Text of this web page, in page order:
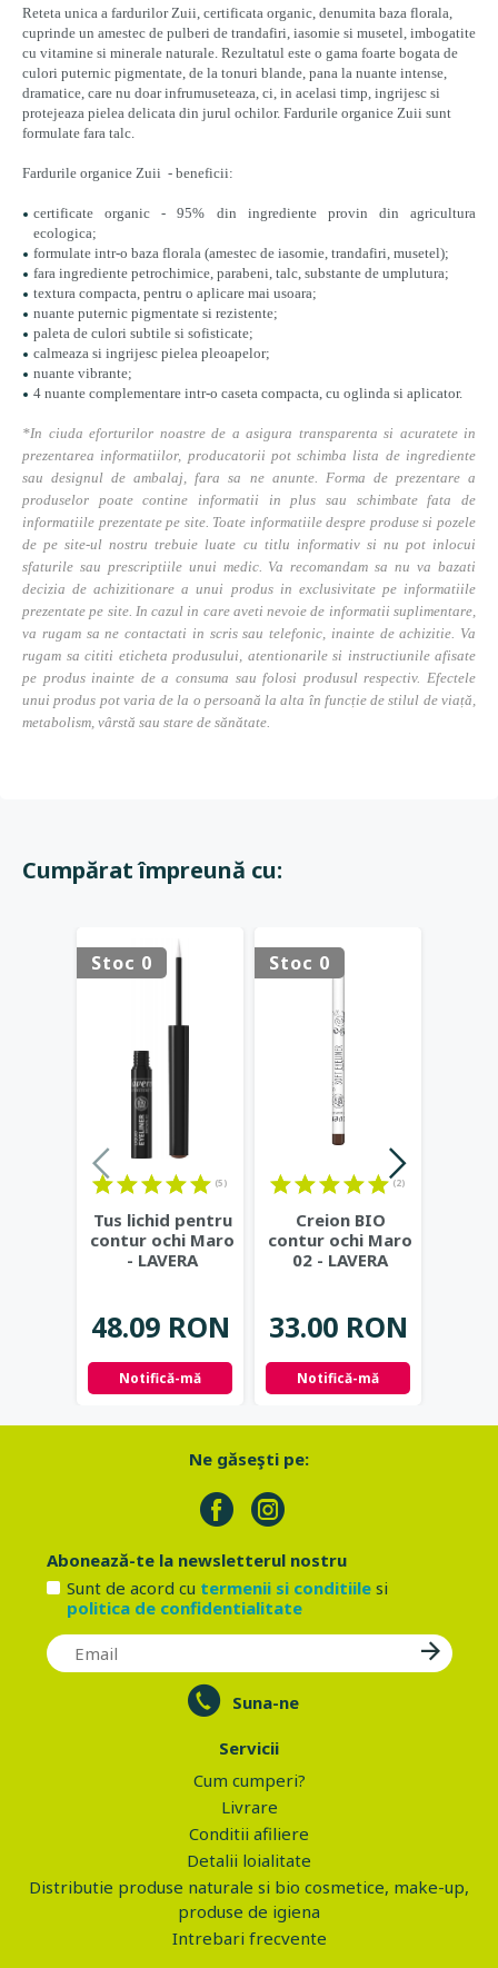
Reteta unica a fardurilor Zuii, certificata organic, denumita baza florala,
cuprinde un amestec de pulberi de trandafiri, iasomie si musetel, imbogatite
cu vitamine si minerale naturale. Rezultatul este o gama foarte bogata de
culori puternic pigmentate, de la tonuri blande, pana la nuante intense,
dramatice, care nu doar infrumuseteaza, ci, in acelasi timp, ingrijesc si
protejeaza pielea delicata din jurul ochilor. Fardurile organice Zuii sunt
formulate fara talc.
Fardurile organice Zuii - beneficii:
certificate organic - 95% din ingrediente provin din agricultura
ecologica;
formulate intr-o baza florala (amestec de iasomie, trandafiri, musetel);
fara ingrediente petrochimice, parabeni, talc, substante de umplutura;
textura compacta, pentru o aplicare mai usoara;
nuante puternic pigmentate si rezistente;
paleta de culori subtile si sofisticate;
calmeaza si ingrijesc pielea pleoapelor;
nuante vibrante;
4 nuante complementare intr-o caseta compacta, cu oglinda si aplicator.
*In ciuda eforturilor noastre de a asigura transparenta si acuratete in
prezentarea informatiilor, producatorii pot schimba lista de ingrediente
sau designul de ambalaj, fara sa ne anunte. Forma de prezentare a
produselor poate contine informatii in plus sau schimbate fata de
informatiile prezentate pe site. Toate informatiile despre produse si pozele
de pe site-ul nostru trebuie luate cu titlu informativ si nu pot inlocui
sfaturile sau prescriptiile unui medic. Va recomandam sa nu va bazati
decizia de achizitionare a unui produs in exclusivitate pe informatiile
prezentate pe site. In cazul in care aveti nevoie de informatii suplimentare,
va rugam sa ne contactati in scris sau telefonic, inainte de achizitie. Va
rugam sa cititi eticheta produsului, atentionarile si instructiunile afisate
pe produs inainte de a consuma sau folosi produsul respectiv. Efectele
unui produs pot varia de la o persoană la alta în funcție de stilul de viață,
metabolism, vârstă sau stare de sănătate.
Cumpărat împreună cu:
Stoc 0
(5)
Tus lichid pentru
contur ochi Maro
- LAVERA
48.09 RON
Notifică-mă
Stoc 0
(2)
Creion BIO
contur ochi Maro
02 - LAVERA
33.00 RON
Notifică-mă
Ne găseşti pe:
Abonează-te la newsletterul nostru
Sunt de acord cu termenii si conditiilesi
politica de confidentialitate
Suna-ne
Servicii
Cum cumperi?
Livrare
Conditii afiliere
Detalii loialitate
Distributie produse naturale si bio cosmetice, make-up,
produse de igiena
Intrebari frecvente